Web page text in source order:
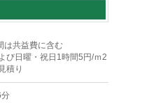
は共益費に含む
び日曜・祝日1時間5円/ｍ2
積り
分